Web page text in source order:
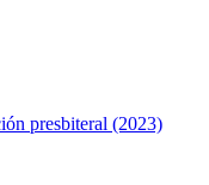
presbiteral (2023)